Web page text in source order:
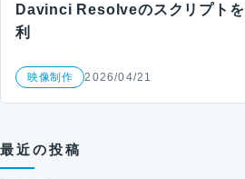
Davinci Resolveのスクリプト
利
映像制作 2026/04/21
最近の投稿